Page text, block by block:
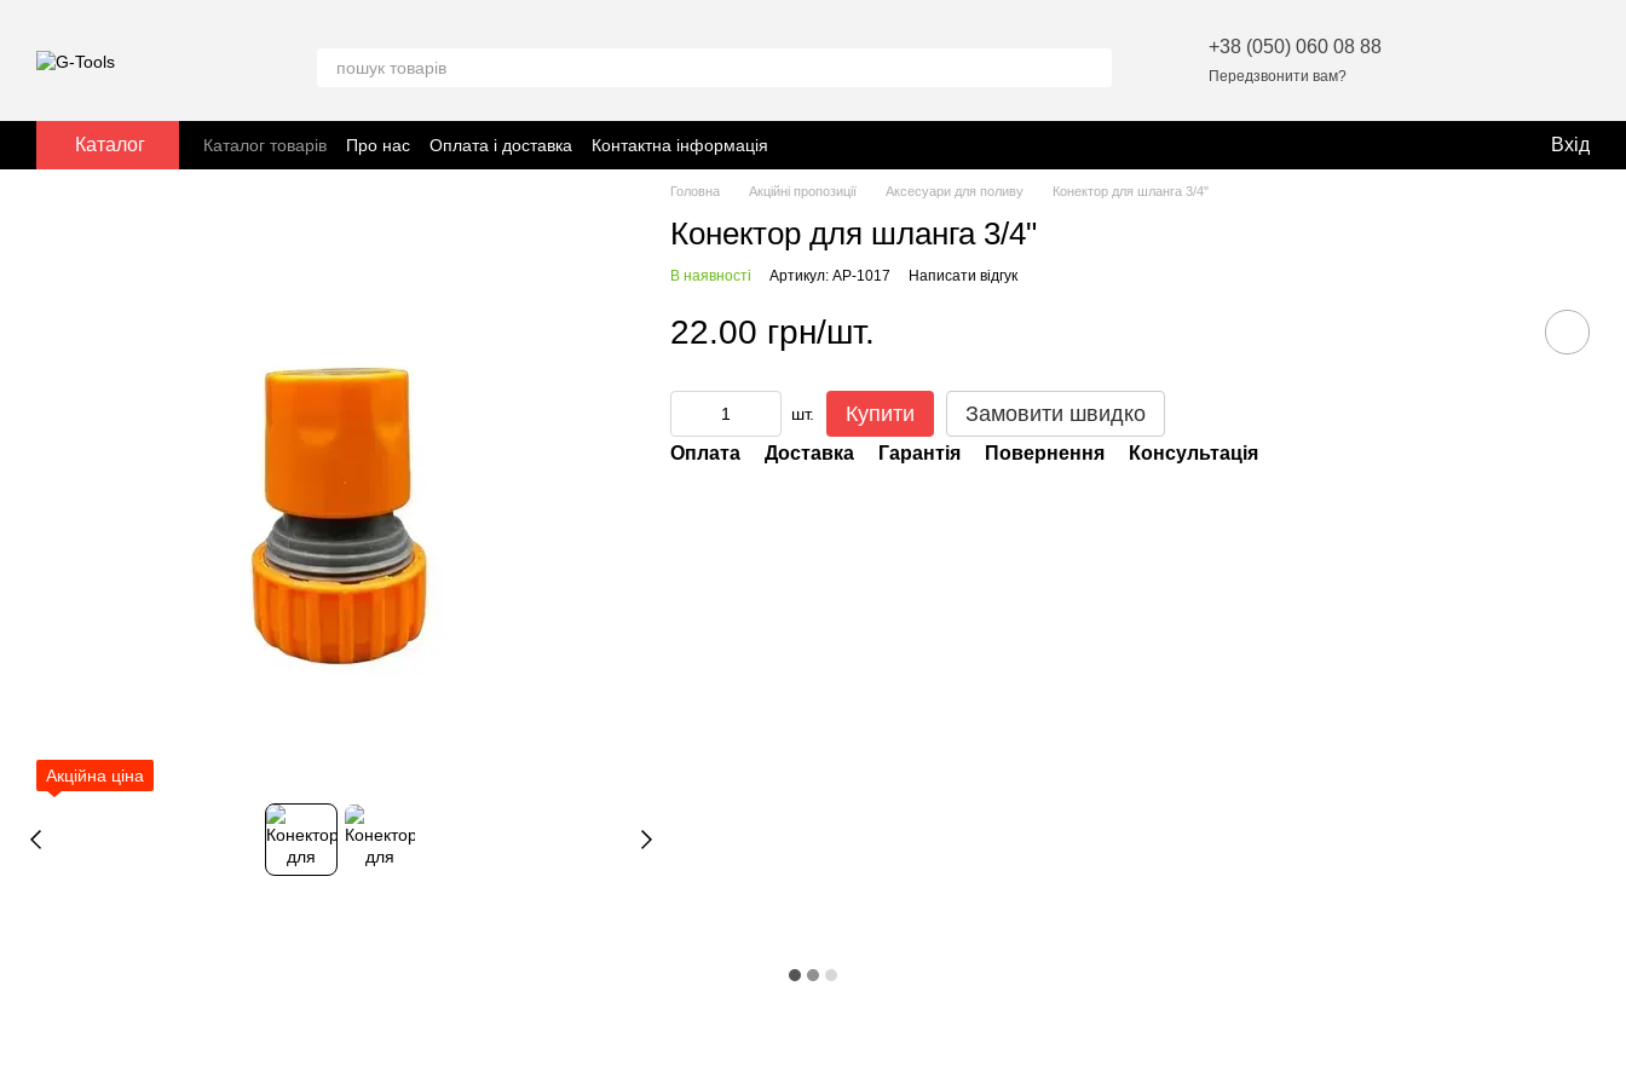
+38 (050) 060 08 88
Передзвонити вам?
Каталог Каталог товарів Про нас Оплата і доставка Контактна інформація Вхід
Акційна ціна
Головна Акційні пропозиції Аксесуари для поливу Конектор для шланга 3/4"
Конектор для шланга 3/4"
В наявності Артикул: АР-1017 Написати відгук
22.00 грн/шт.
шт. Купити Замовити швидко
Оплата Доставка Гарантія Повернення Консультація